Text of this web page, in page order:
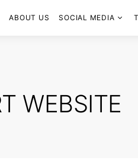
ABOUT US SOCIAL MEDIA
WEBSITE